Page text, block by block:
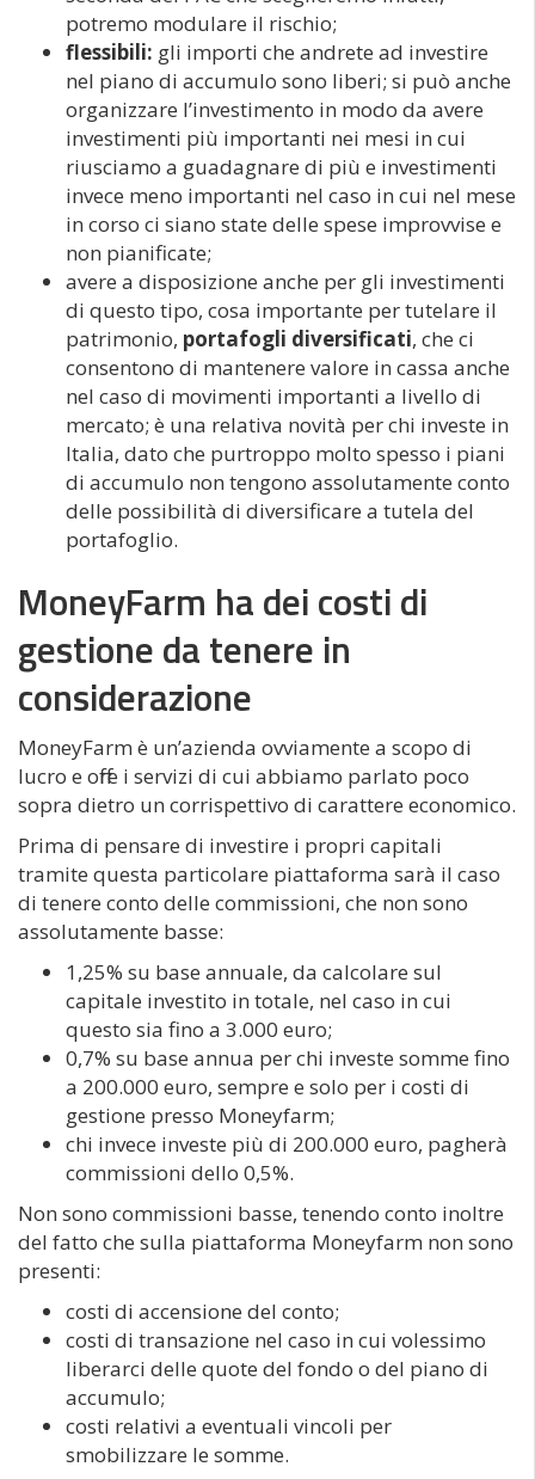
potremo modulare il rischio;
flessibili: gli importi che andrete ad investire
nel piano di accumulo sono liberi; si può anche
organizzare l’investimento in modo da avere
investimenti più importanti nei mesi in cui
riusciamo a guadagnare di più e investimenti
invece meno importanti nel caso in cui nel mese
in corso ci siano state delle spese improvvise e
non pianificate;
avere a disposizione anche per gli investimenti
di questo tipo, cosa importante per tutelare il
patrimonio, portafogli diversificati, che ci
consentono di mantenere valore in cassa anche
nel caso di movimenti importanti a livello di
mercato; è una relativa novità per chi investe in
Italia, dato che purtroppo molto spesso i piani
di accumulo non tengono assolutamente conto
delle possibilità di diversificare a tutela del
portafoglio.
MoneyFarm ha dei costi di
gestione da tenere in
considerazione
MoneyFarm è un’azienda ovviamente a scopo di
lucro e offre i servizi di cui abbiamo parlato poco
sopra dietro un corrispettivo di carattere economico.
Prima di pensare di investire i propri capitali
tramite questa particolare piattaforma sarà il caso
di tenere conto delle commissioni, che non sono
assolutamente basse:
1,25% su base annuale, da calcolare sul
capitale investito in totale, nel caso in cui
questo sia fino a 3.000 euro;
0,7% su base annua per chi investe somme fino
a 200.000 euro, sempre e solo per i costi di
gestione presso Moneyfarm;
chi invece investe più di 200.000 euro, pagherà
commissioni dello 0,5%.
Non sono commissioni basse, tenendo conto inoltre
del fatto che sulla piattaforma Moneyfarm non sono
presenti:
costi di accensione del conto;
costi di transazione nel caso in cui volessimo
liberarci delle quote del fondo o del piano di
accumulo;
costi relativi a eventuali vincoli per
smobilizzare le somme.